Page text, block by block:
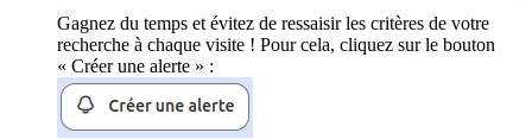
Gagnez du temps et évitez de ressaisir les critères de votre
recherche à chaque visite ! Pour cela, cliquez sur le bouton
« Créer une alerte » :